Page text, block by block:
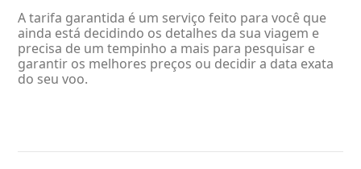
A tarifa garantida é um serviço feito para você que
ainda está decidindo os detalhes da sua viagem e
precisa de um tempinho a mais para pesquisar e
garantir os melhores preços ou decidir a data exata
do seu voo.